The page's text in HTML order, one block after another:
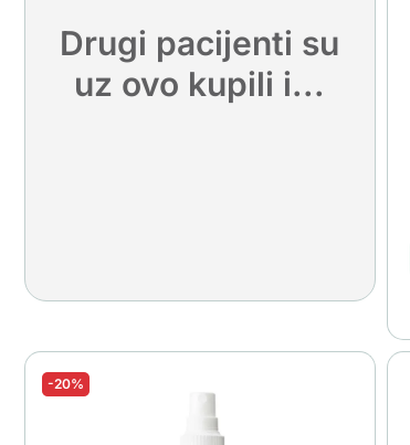
Drugi pacijenti su
uz ovo kupili i...
-20%